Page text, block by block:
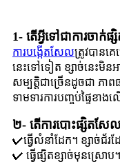
1- តើ​អ្វី​ទៅ​ជា​ការ​ចាក់​
ការបង្កើតសែលត្រូវ​បាន​គ
នេះទៅទៀត ខ្សាច់នេះមិនអ
សម្បត្តិជាច្រើនដូចជា ភា
ទាមទារការបញ្ចប់ផ្ទៃខាងល
២- តើ​ការ​បោះ​ផ្សិត​សែល​
✔ធ្វើលំនាំដែក។ ខ្សាច់ជ័
✔ ធ្វើផ្សិតខ្សាច់មុនស្រោ